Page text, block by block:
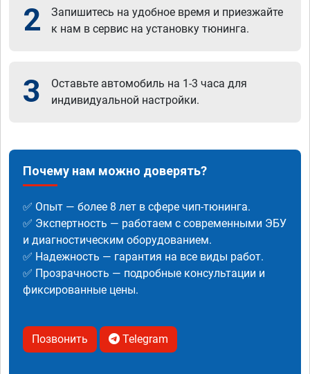
2
Запишитесь на удобное время и приезжайте
к нам в сервис на установку тюнинга.
3
Оставьте автомобиль на 1-3 часа для
индивидуальной настройки.
Почему нам можно доверять?
✅ Опыт — более 8 лет в сфере чип-тюнинга.
✅ Экспертность — работаем с современными ЭБУ
и диагностическим оборудованием.
✅ Надежность — гарантия на все виды работ.
✅ Прозрачность — подробные консультации и
фиксированные цены.
Позвонить Telegram